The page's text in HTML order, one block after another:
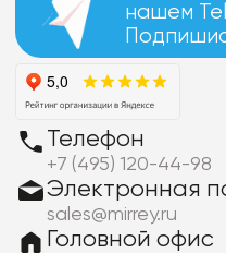
нашем
Телефон
+7 (495) 120-44-98
Электронная
sales@mirrey.ru
Головной офис